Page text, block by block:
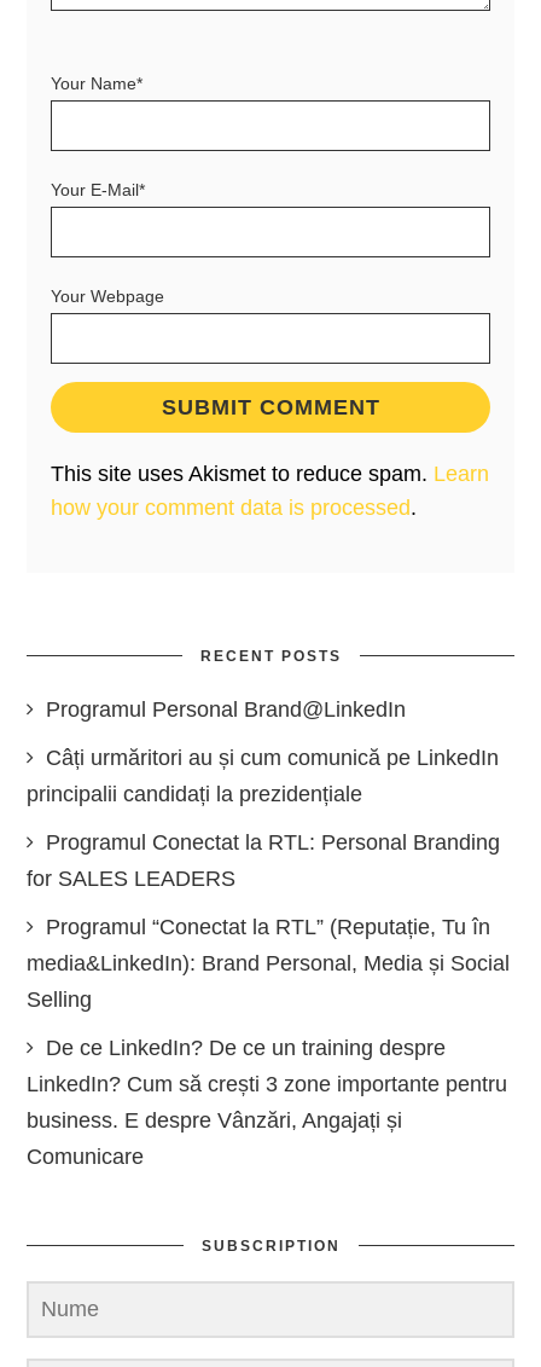
Your Name*
Your E-Mail*
Your Webpage
This site uses Akismet to reduce spam. Learn
how your comment data is processed.
RECENT POSTS
Programul Personal Brand@LinkedIn
Câți urmăritori au și cum comunică pe LinkedIn
principalii candidați la prezidențiale
Programul Conectat la RTL: Personal Branding
for SALES LEADERS
Programul “Conectat la RTL” (Reputație, Tu în
media&LinkedIn): Brand Personal, Media și Social
Selling
De ce LinkedIn? De ce un training despre
LinkedIn? Cum să crești 3 zone importante pentru
business. E despre Vânzări, Angajați și
Comunicare
SUBSCRIPTION